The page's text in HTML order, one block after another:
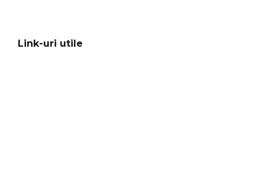
Link-uri utile